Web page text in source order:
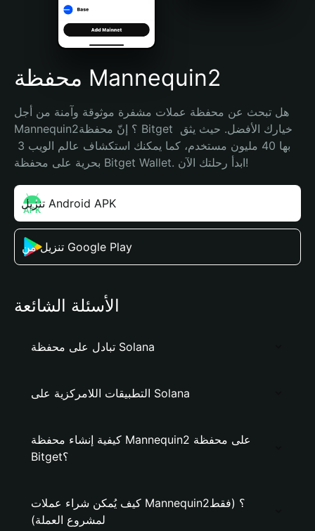
Português (Brasil)
Español (Argentina)
محفظة Mannequin2
هل تبحث عن محفظة عملات مشفرة موثوقة وآمنة من أجل
Mannequin2؟ إنّ محفظة Bitget خيارك الأفضل. حيث يثق
بحرية على محفظة Bitget Wallet. ابدأ رحلتك الآن!
تنزيل Android APK
تنزيل من Google Play
الأسئلة الشائعة
تبادل على محفظة Solana
التطبيقات اللامركزية على Solana
كيفية إنشاء محفظة Mannequin2 على محفظة
Bitget؟
كيف يُمكن شراء عملات Mannequin2؟ (فقط
لمشروع العملة)